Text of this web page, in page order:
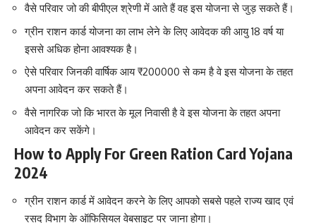
वैसे परिवार जो की बीपीएल श्रेणी में आते हैं वह इस योजना से जुड़ सकते हैं।
ग्रीन राशन कार्ड योजना का लाभ लेने के लिए आवेदक की आयु 18 वर्ष या
इससे अधिक होना आवश्यक है।
ऐसे परिवार जिनकी वार्षिक आय ₹200000 से कम है वे इस योजना के तहत
अपना आवेदन कर सकते हैं।
वैसे नागरिक जो कि भारत के मूल निवासी है वे इस योजना के तहत अपना
आवेदन कर सकेंगे।
How to Apply For Green Ration Card Yojana
2024
ग्रीन राशन कार्ड में आवेदन करने के लिए आपको सबसे पहले राज्य खाद एवं
रसद विभाग के ऑफिसियल वेबसाइट पर जाना होगा।